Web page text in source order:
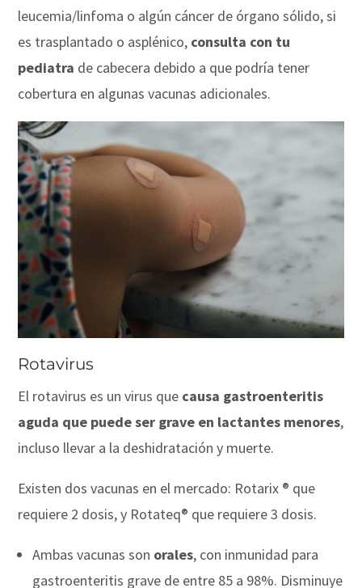
leucemia/linfoma o algún cáncer de órgano sólido, si
es trasplantado o asplénico, consulta con tu
pediatra de cabecera debido a que podría tener
cobertura en algunas vacunas adicionales.
Rotavirus
El rotavirus es un virus que causa gastroenteritis
aguda que puede ser grave en lactantes menores,
incluso llevar a la deshidratación y muerte.
Existen dos vacunas en el mercado: Rotarix ® que
requiere 2 dosis, y Rotateq® que requiere 3 dosis.
Ambas vacunas son orales, con inmunidad para
gastroenteritis grave de entre 85 a 98%. Disminuye